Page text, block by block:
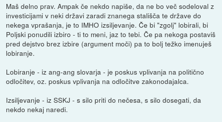
Maš delno prav. Ampak če nekdo napiše, da ne bo več sodeloval z
investicijami v neki državi zaradi znanega stališča te države do
nekega vprašanja, je to IMHO izsiljevanje. Če bi "zgolj" lobirali, bi
Poljski ponudili izbiro - ti to meni, jaz to tebi. Če pa nekoga postaviš
pred dejstvo brez izbire (argument moči) pa to bolj težko imenuješ
lobiranje.
Lobiranje - iz ang-ang slovarja - je poskus vplivanja na politično
odločitev, oz. poskus vplivanja na odločitve zakonodajalca.
Izsiljevanje - iz SSKJ - s silo priti do nečesa, s silo dosegati, da
nekdo nekaj naredi.